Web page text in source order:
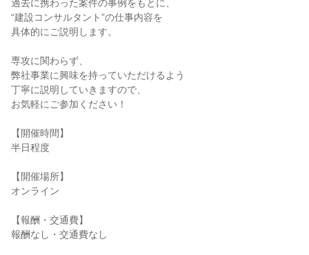
過去に携わった案件の事例をもとに、
“建設コンサルタント”の仕事内容を
具体的にご説明します。
専攻に関わらず、
弊社事業に興味を持っていただけるよう
丁寧に説明していきますので、
お気軽にご参加ください！
【開催時間】
半日程度
【開催場所】
オンライン
【報酬・交通費】
報酬なし・交通費なし